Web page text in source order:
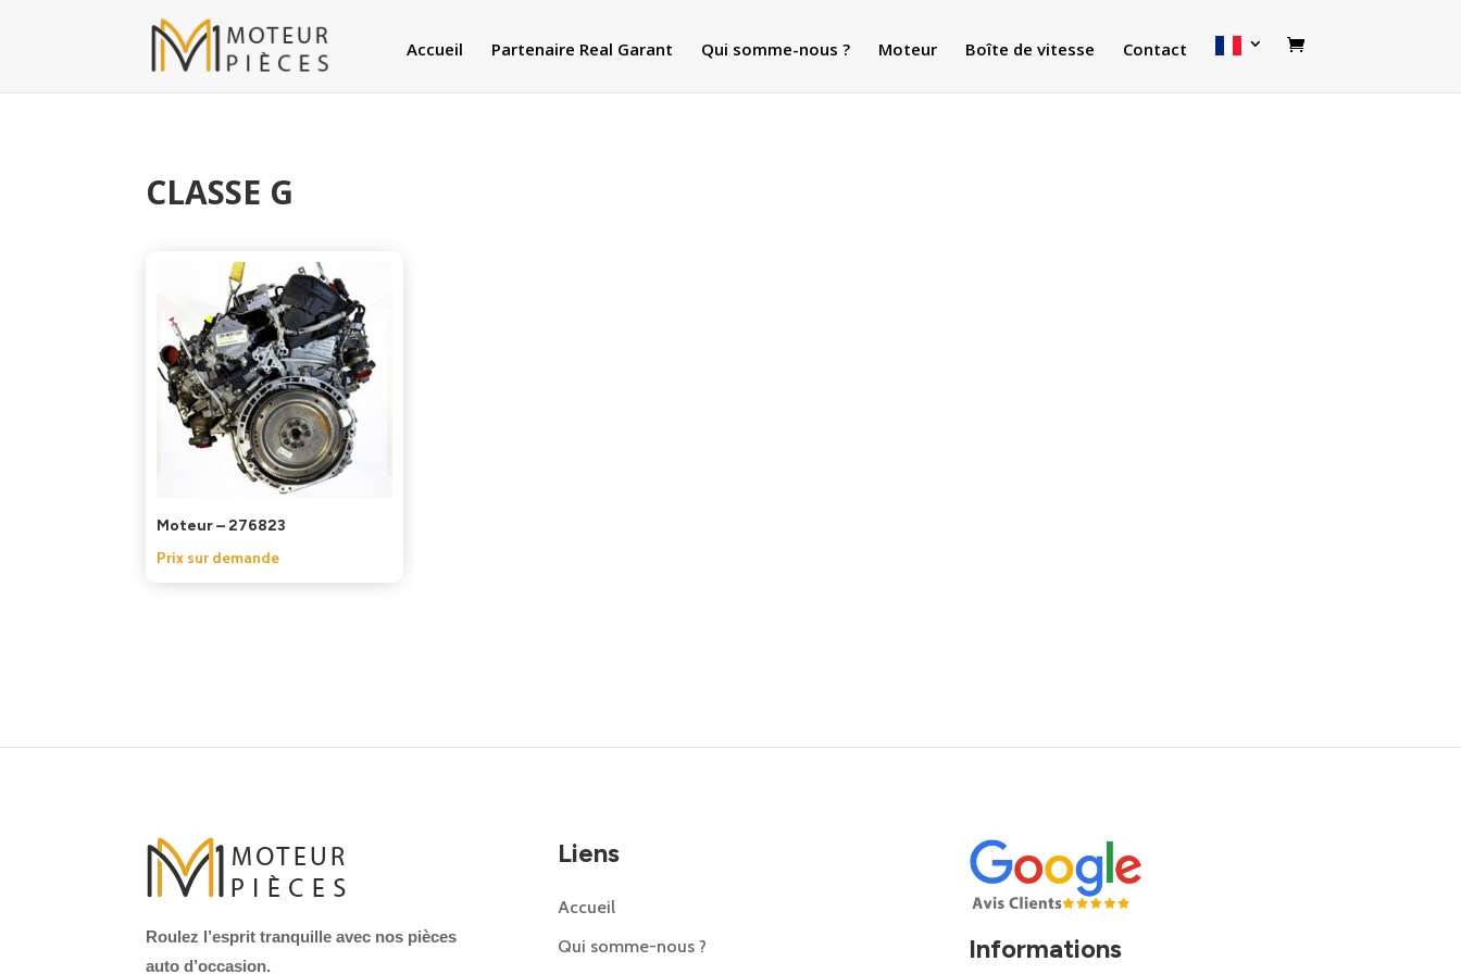
Accueil Partenaire Real Garant Qui somme-nous ? Moteur Boîte de vitesse Contact
CLASSE G
Moteur – 276823
Prix sur demande
Roulez l’esprit tranquille avec nos pièces
auto d’occasion.
Liens
Accueil
Qui somme-nous ?
Informations